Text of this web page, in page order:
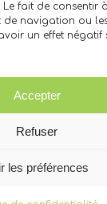
fait de consentir
navigation ou
un effet négatif
Accepter
Refuser
les préférences